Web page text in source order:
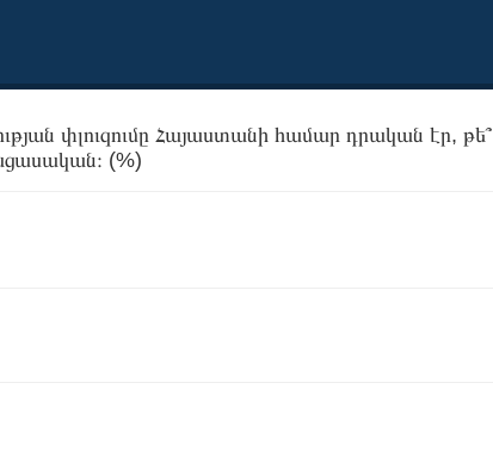
փլուզումը Հայաստանի համար դրական էր, թե՞
բացասական։ (%)